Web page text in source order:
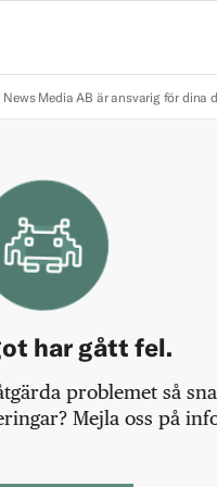
Media AB är ansvarig för dina
har gått fel.
problemet så
Mejla oss på